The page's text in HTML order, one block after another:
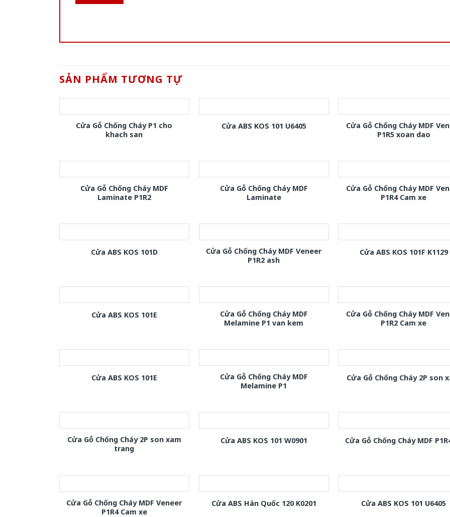
SẢN PHẨM TƯƠNG TỰ
Cửa Gỗ Chống Cháy P1 cho
khach san
Cửa ABS KOS 101 U6405
Cửa Gỗ Chống Cháy MDF
P1R5 xoan dao
Cửa Gỗ Chống Cháy MDF
Laminate P1R2
Cửa Gỗ Chống Cháy MDF
Laminate
Cửa Gỗ Chống Cháy MDF
P1R4 Cam xe
Cửa ABS KOS 101D
Cửa Gỗ Chống Cháy MDF Veneer
P1R2 ash
Cửa ABS KOS 101F K1129
Cửa ABS KOS 101E
Cửa Gỗ Chống Cháy MDF
Melamine P1 van kem
Cửa Gỗ Chống Cháy MDF
P1R2 Cam xe
Cửa ABS KOS 101E
Cửa Gỗ Chống Cháy MDF
Melamine P1
Cửa Gỗ Chống Cháy 2P son
Cửa Gỗ Chống Cháy 2P son xam
trang
Cửa ABS KOS 101 W0901 Cửa Gỗ Chống Cháy MDF
Cửa Gỗ Chống Cháy MDF Veneer
P1R4 Cam xe
Cửa ABS Hàn Quốc 120 K0201 Cửa ABS KOS 101 U6405